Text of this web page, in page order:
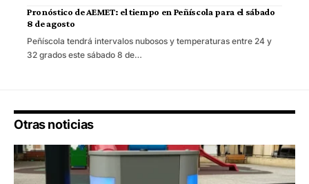
Pronóstico de AEMET: el tiempo en Peñíscola para el sábado
8 de agosto
Peñíscola tendrá intervalos nubosos y temperaturas entre 24 y
32 grados este sábado 8 de…
Otras noticias